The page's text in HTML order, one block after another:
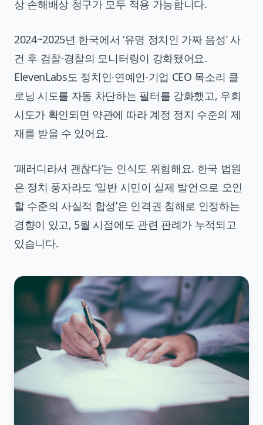
상 손해배상 청구가 모두 적용 가능합니다.
2024~2025년 한국에서 ‘유명 정치인 가짜 음성’ 사
건 후 검찰·경찰의 모니터링이 강화됐어요.
ElevenLabs도 정치인·연예인·기업 CEO 목소리 클
로닝 시도를 자동 차단하는 필터를 강화했고, 우회
시도가 확인되면 약관에 따라 계정 정지 수준의 제
재를 받을 수 있어요.
‘패러디라서 괜찮다’는 인식도 위험해요. 한국 법원
은 정치 풍자라도 ‘일반 시민이 실제 발언으로 오인
할 수준의 사실적 합성’은 인격권 침해로 인정하는
경향이 있고, 5월 시점에도 관련 판례가 누적되고
있습니다.